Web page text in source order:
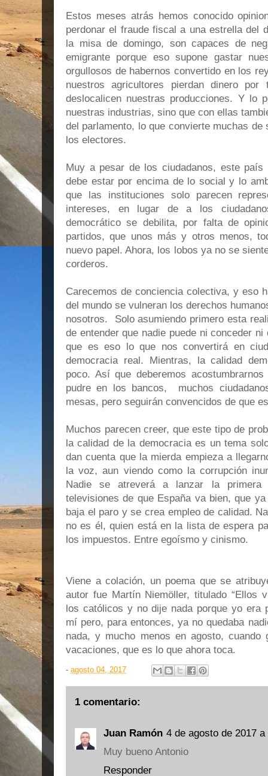
Estos meses atrás hemos conocido
perdonar el fraude fiscal a una estrella del
la misa de domingo, son capaces de
emigrante porque eso supone gastar
orgullosos de habernos convertido en los
nuestros agricultores pierdan dinero
deslocalicen nuestras producciones. Y lo
nuestras industrias, sino que con ellas
del parlamento, lo que convierte muchas
los electores.
Muy a pesar de los ciudadanos, este país
debe estar por encima de lo social y lo
que las instituciones solo parecen
intereses, en lugar de a los
democrático se debilita, por falta de
partidos, que unos más y otros menos,
nuevo papel. Ahora, los lobos ya no se
corderos.
Carecemos de conciencia colectiva, y eso
del mundo se vulneran los derechos
nosotros. Solo asumiendo primero esta
de entender que nadie puede ni conceder
que es eso lo que nos convertirá en
democracia real. Mientras, la calidad
poco. Así que deberemos
pudre en los bancos, muchos
mesas, pero seguirán convencidos de que
Muchos parecen creer, que este tipo de
la calidad de la democracia es un tema
dan cuenta que la mierda empieza a
la voz, aun viendo como la corrupción
Nadie se atreverá a lanzar la primera
televisiones de que España va bien, que
baja el paro y se crea empleo de calidad.
no es él, quien está en la lista de espera
los impuestos. Entre egoísmo y cinismo.
Viene a colación, un poema que se
autor fue Martín Niemöller, titulado “Ellos
los católicos y no dije nada porque yo era
mí pero, para entonces, ya no quedaba
nada, y mucho menos en agosto, cuando
vacaciones, que es lo que ahora toca.
- agosto 04, 2017
1 comentario:
Juan Ramón 4 de agosto de 2017
Muy bueno Antonio
Responder